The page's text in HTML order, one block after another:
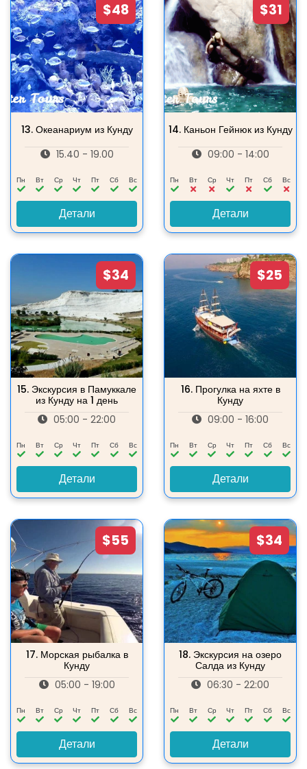
$48
13. Океанариум из Кунду
15.40 - 19.00
Пн Вт Ср Чт Пт Сб Вс
Детали
$31
14. Каньон Гейнюк из Кунду
09:00 - 14:00
Пн Вт Ср Чт Пт Сб Вс
Детали
$34
15. Экскурсия в Памуккале
из Кунду на 1 день
05:00 - 22:00
Пн Вт Ср Чт Пт Сб Вс
Детали
$25
16. Прогулка на яхте в
Кунду
09:00 - 16:00
Пн Вт Ср Чт Пт Сб Вс
Детали
$55
17. Морская рыбалка в
Кунду
05:00 - 19:00
Пн Вт Ср Чт Пт Сб Вс
Детали
$34
18. Экскурсия на озеро
Салда из Кунду
06:30 - 22:00
Пн Вт Ср Чт Пт Сб Вс
Детали